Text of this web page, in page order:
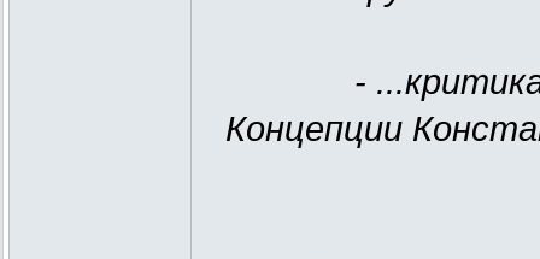
-
Концепции